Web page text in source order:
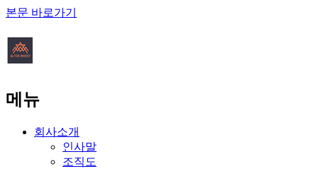
본문 바로가기
메뉴
회사소개
인사말
조직도